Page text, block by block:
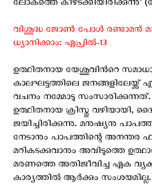
ലോകത്തെ കീഴടക്കിയിരിക്കുന്നു"
വിശുദ്ധ ജോൺ പോള്‍ രണ്ടാമൻ
ധ്യാനിക്കാം: ഏപ്രില്‍-13
ഉത്ഥിതനായ യേശുവിന്‍റെ
കാലഘട്ടത്തിലെ
വചനം നമ്മോടു
ഉത്ഥിതനായ ക്രിസ്തു വഴിയായി,
ജയിച്ചിരിക്കുന്നു. മനുഷ്യനു
നേടാനും പാപത്തിന്റെ അനന്തര
മറികടക്കുവാനും അവിടുത്തെ
മരണത്തെ അതിജീവിച്ച ഏക
കാര്യത്തില്‍ ആര്‍ക്കും സംശയമില്ല.